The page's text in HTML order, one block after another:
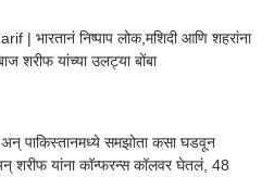
| भारतानं निष्पाप लोक,मशिदी आणि शहरांना
शरीफ यांच्या उलट्या बोंबा
पाकिस्तानमध्ये समझोता कसा घडवून
शरीफ यांना कॉन्फरन्स कॉलवर घेतलं, 48